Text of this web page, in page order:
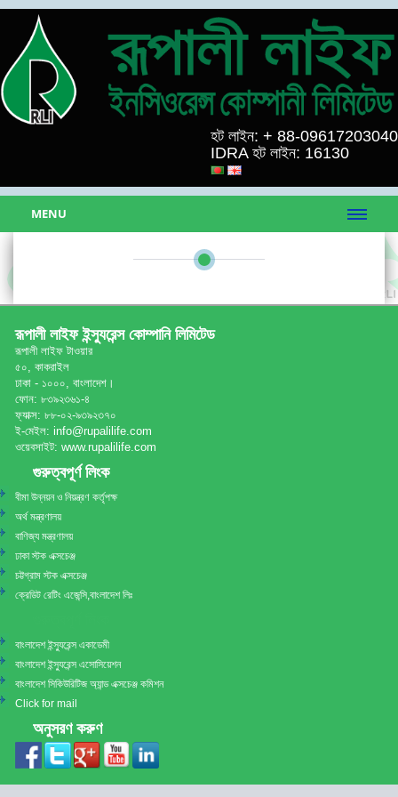
হট লাইন: + 88-09617203040
IDRA হট লাইন: 16130
MENU
রূপালী লাইফ ইন্স্যুরেন্স কোম্পানি লিমিটেড
রূপালী লাইফ টাওয়ার
৫০, কাকরাইল
ঢাকা - ১০০০, বাংলাদেশ।
ফোন: ৮৩৯২৩৬১-৪
ফ্যাক্স: ৮৮-০২-৯৩৯২৩৭০
ই-মেইল: info@rupalilife.com
ওয়েবসাইট: www.rupalilife.com
গুরুত্বপূর্ণ লিংক
বীমা উন্নয়ন ও নিয়ন্ত্রণ কর্তৃপক্ষ
অর্থ মন্ত্রণালয়
বাণিজ্য মন্ত্রণালয়
ঢাকা স্টক এক্সচেঞ্জ
চট্টগ্রাম স্টক এক্সচেঞ্জ
ক্রেডিট রেটিং এজেন্সি,বাংলাদেশ লিঃ
বাংলাদেশ ইন্স্যুরেন্স একাডেমী
বাংলাদেশ ইন্স্যুরেন্স এসোসিয়েশন
বাংলাদেশ সিকিউরিটিজ অ্যান্ড এক্সচেঞ্জ কমিশন
Click for mail
অনুসরণ করুণ